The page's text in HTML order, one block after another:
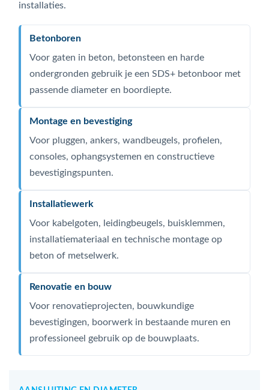
installaties.
Betonboren
Voor gaten in beton, betonsteen en harde
ondergronden gebruik je een SDS+ betonboor met
passende diameter en boordiepte.
Montage en bevestiging
Voor pluggen, ankers, wandbeugels, profielen,
consoles, ophangsystemen en constructieve
bevestigingspunten.
Installatiewerk
Voor kabelgoten, leidingbeugels, buisklemmen,
installatiemateriaal en technische montage op
beton of metselwerk.
Renovatie en bouw
Voor renovatieprojecten, bouwkundige
bevestigingen, boorwerk in bestaande muren en
professioneel gebruik op de bouwplaats.